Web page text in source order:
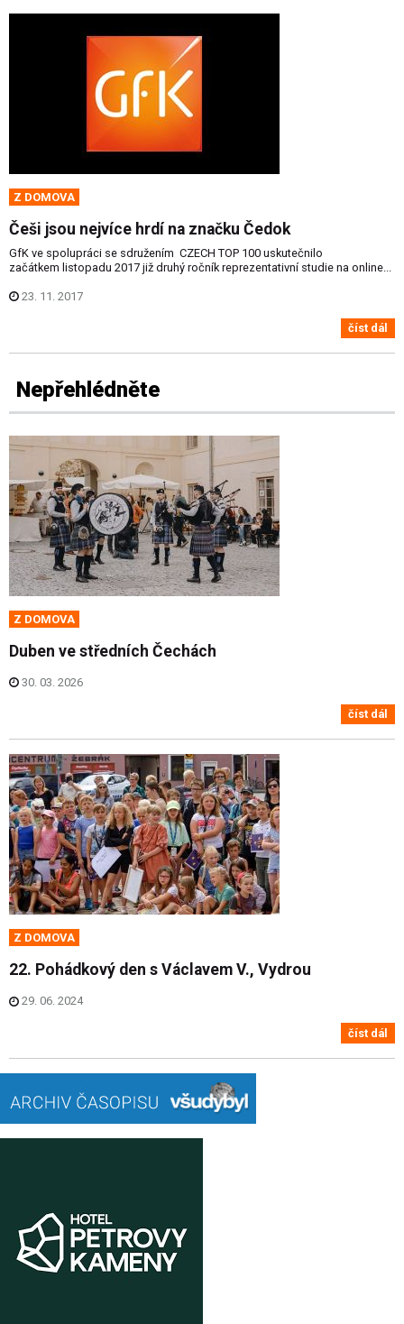
Z DOMOVA
Češi jsou nejvíce hrdí na značku Čedok
GfK ve spolupráci se sdružením CZECH TOP 100 uskutečnilo
začátkem listopadu 2017 již druhý ročník reprezentativní studie na online...
23. 11. 2017
číst dál
Nepřehlédněte
Z DOMOVA
Duben ve středních Čechách
30. 03. 2026
číst dál
Z DOMOVA
22. Pohádkový den s Václavem V., Vydrou
29. 06. 2024
číst dál